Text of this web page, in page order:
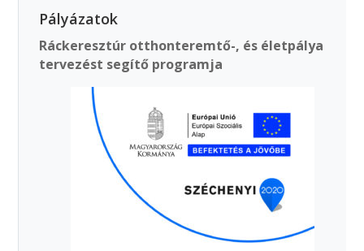
Pályázatok
Ráckeresztúr otthonteremtő-, és életpálya
tervezést segítő programja